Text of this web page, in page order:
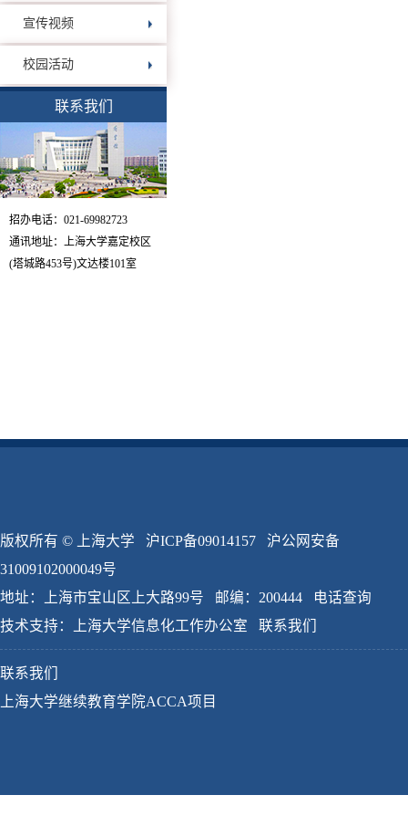
宣传视频
校园活动
联系我们
招办电话：021-69982723
通讯地址：上海大学嘉定校区
(塔城路453号)文达楼101室
版权所有 © 上海大学 沪ICP备09014157
沪公网安备
31009102000049号
地址：上海市宝山区上大路99号 邮编：200444
电话查询
技术支持：
上海大学信息化工作办公室 联系我们
联系我们
上海大学继续教育学院ACCA项目